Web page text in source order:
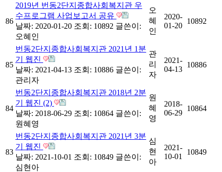
86
2019년 번동2단지종합사회복지관 우
수프로그램 사업보고서 공유
날짜: 2020-01-20 조회: 10892 글쓴이:
오혜인
오
혜
인
2020-
01-20
10892
85
번동2단지종합사회복지관 2021년 1분
기 웹진
날짜: 2021-04-13 조회: 10886 글쓴이:
관리자
관
리
자
2021-
04-13
10886
84
번동2단지종합사회복지관 2018년 2분
기 웹진 (2)
날짜: 2018-06-29 조회: 10864 글쓴이:
원혜영
원
혜
영
2018-
06-29
10864
83
번동2단지종합사회복지관 2021년 3분
기 웹진
날짜: 2021-10-01 조회: 10849 글쓴이:
심현아
심
현
아
2021-
10-01
10849